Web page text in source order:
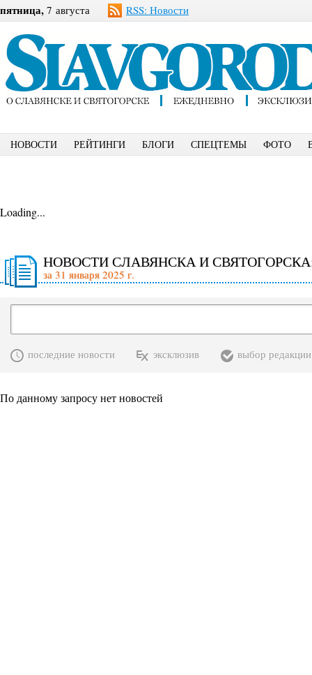
пятница, 7 августа RSS: Новости
НОВОСТИ РЕЙТИНГИ БЛОГИ СПЕЦТЕМЫ ФОТО
Loading...
НОВОСТИ СЛАВЯНСКА И
за 31 января 2025 г.
последние новости эксклюзив выбор редакции
По данному запросу нет новостей